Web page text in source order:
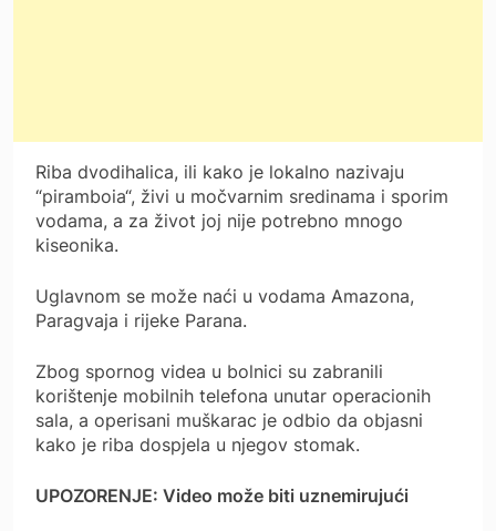
Riba dvodihalica, ili kako je lokalno nazivaju
“piramboia“, živi u močvarnim sredinama i sporim
vodama, a za život joj nije potrebno mnogo
kiseonika.
Uglavnom se može naći u vodama Amazona,
Paragvaja i rijeke Parana.
Zbog spornog videa u bolnici su zabranili
korištenje mobilnih telefona unutar operacionih
sala, a operisani muškarac je odbio da objasni
kako je riba dospjela u njegov stomak.
UPOZORENJE: Video može biti uznemirujući